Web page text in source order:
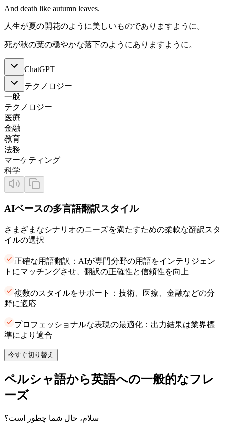
And death like autumn leaves.
人生が夏の開花のように美しいものでありますように。
死が秋の葉の穏やかな落下のようにありますように。
ChatGPT
テクノロジー
一般
テクノロジー
医療
金融
教育
法務
マーケティング
科学
AIベースの多言語翻訳スタイル
さまざまなシナリオのニーズを満たすための柔軟な翻訳スタ
イルの選択
正確な用語翻訳：AIが専門分野の用語をインテリジェン
トにマッチングさせ、翻訳の正確性と信頼性を向上
複数のスタイルをサポート：技術、医療、金融などの分
野に適応
プロフェッショナルな表現の最適化：出力結果は業界標
準により適合
今すぐ切り替え
ペルシャ語から英語への一般的なフレ
ーズ
سلام، حال شما چطور است؟